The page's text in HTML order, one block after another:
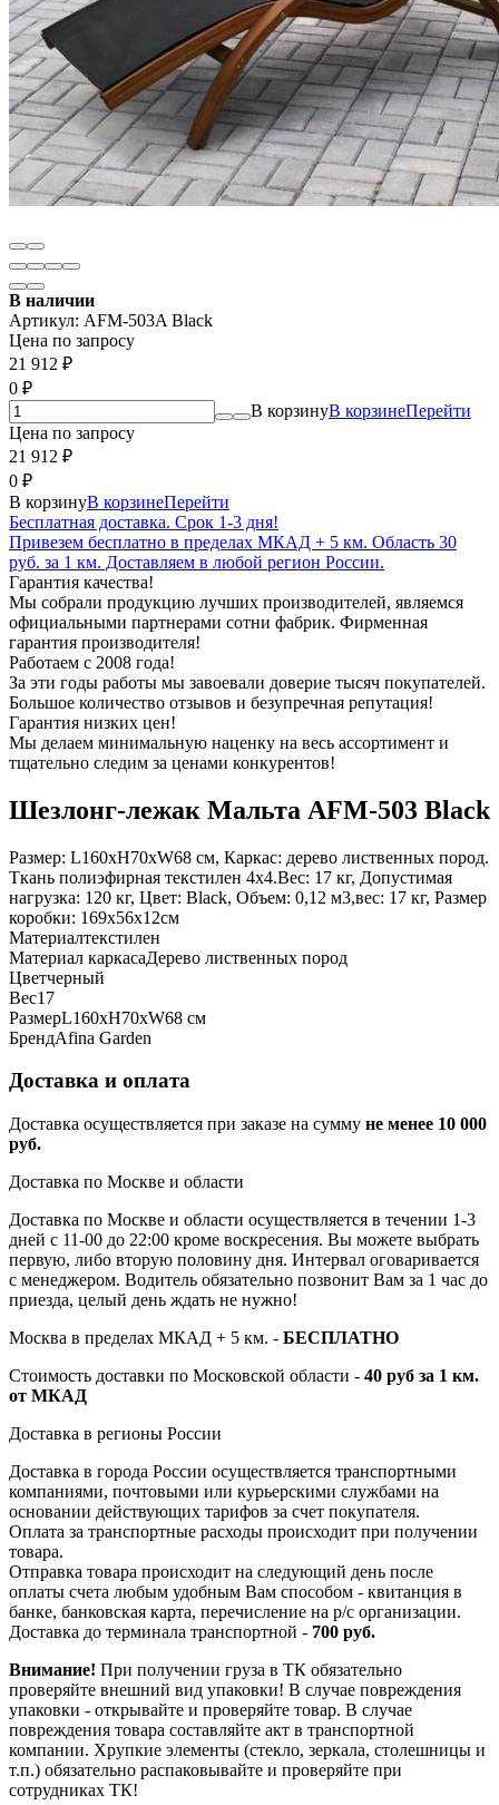
В наличии
Артикул: AFM-503A Black
Цена по запросу
21 912 ₽
0 ₽
В корзинуВ корзинеПерейти
Цена по запросу
21 912 ₽
0 ₽
В корзинуВ корзинеПерейти
Бесплатная доставка. Срок 1-3 дня!
Привезем бесплатно в пределах МКАД + 5 км. Область 30
руб. за 1 км. Доставляем в любой регион России.
Гарантия качества!
Мы собрали продукцию лучших производителей, являемся
официальными партнерами сотни фабрик. Фирменная
гарантия производителя!
Работаем с 2008 года!
За эти годы работы мы завоевали доверие тысяч покупателей.
Большое количество отзывов и безупречная репутация!
Гарантия низких цен!
Мы делаем минимальную наценку на весь ассортимент и
тщательно следим за ценами конкурентов!
Шезлонг-лежак Мальта AFM-503 Black
Размер: L160xH70xW68 см, Каркас: дерево лиственных пород.
Ткань полиэфирная текстилен 4x4.Вес: 17 кг, Допустимая
нагрузка: 120 кг, Цвет: Black, Объем: 0,12 м3,вес: 17 кг, Размер
коробки: 169х56х12см
Материалтекстилен
Материал каркасаДерево лиственных пород
Цветчерный
Вес17
РазмерL160xH70xW68 см
БрендAfina Garden
Доставка и оплата
Доставка осуществляется при заказе на сумму не менее 10 000
руб.
Доставка по Москве и области
Доставка по Москве и области осуществляется в течении 1-3
дней с 11-00 до 22:00 кроме воскресения. Вы можете выбрать
первую, либо вторую половину дня. Интервал оговаривается
с менеджером. Водитель обязательно позвонит Вам за 1 час до
приезда, целый день ждать не нужно!
Москва в пределах МКАД + 5 км. - БЕСПЛАТНО
Стоимость доставки по Московской области - 40 руб за 1 км.
от МКАД
Доставка в регионы России
Доставка в города России осуществляется транспортными
компаниями, почтовыми или курьерскими службами на
основании действующих тарифов за счет покупателя.
Оплата за транспортные расходы происходит при получении
товара.
Отправка товара происходит на следующий день после
оплаты счета любым удобным Вам способом - квитанция в
банке, банковская карта, перечисление на р/с организации.
Доставка до терминала транспортной - 700 руб.
Внимание! При получении груза в ТК обязательно
проверяйте внешний вид упаковки! В случае повреждения
упаковки - открывайте и проверяйте товар. В случае
повреждения товара составляйте акт в транспортной
компании. Хрупкие элементы (стекло, зеркала, столешницы и
т.п.) обязательно распаковывайте и проверяйте при
сотрудниках ТК!